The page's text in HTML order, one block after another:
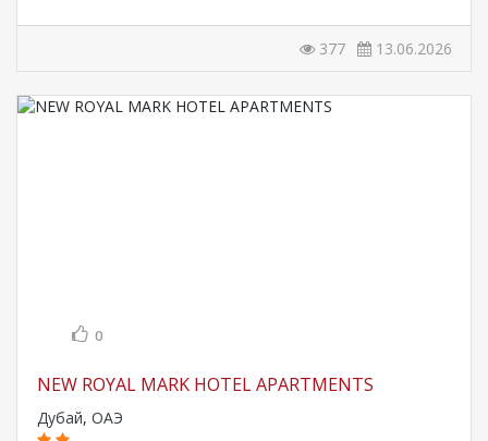
377 13.06.2026
0
NEW ROYAL MARK HOTEL APARTMENTS
Дубай, ОАЭ